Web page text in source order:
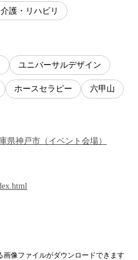
護・リハビリ
ユニバーサルデザイン
ホースセラピー 六甲山
県神戸市 （ イベント会場）
画像ファイルがダウンロードできます